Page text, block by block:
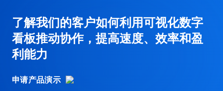
了解我们的客户如何利用可视化数字
看板推动协作，提高速度、效率和盈
利能力
申请产品演示